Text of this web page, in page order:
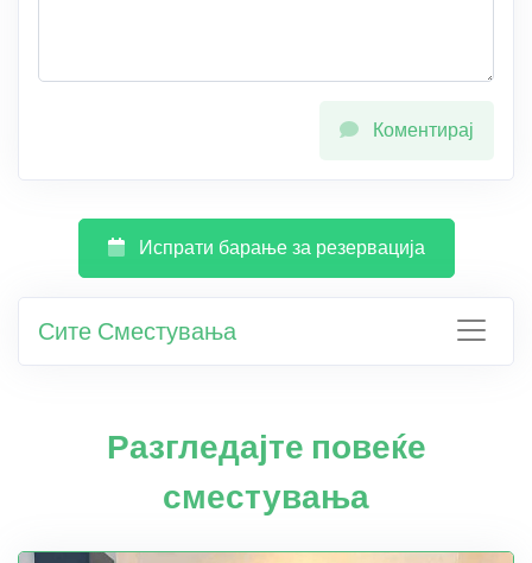
Коментирај
Испрати барање за резервација
Сите Сместувања
Разгледајте повеќе
сместувања